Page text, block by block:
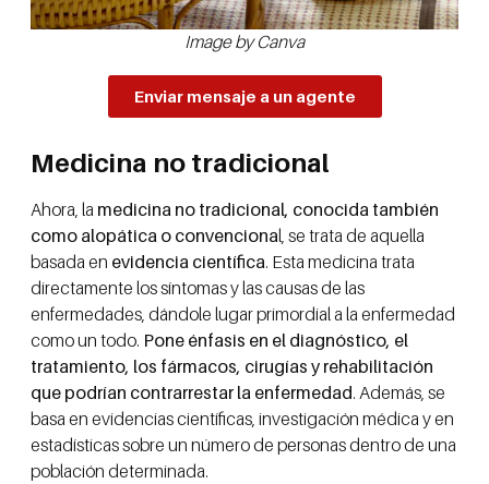
Image by Canva
Enviar mensaje a un agente
Medicina no tradicional
Ahora, la medicina no tradicional, conocida también
como alopática o convencional, se trata de aquella
basada en evidencia científica. Esta medicina trata
directamente los síntomas y las causas de las
enfermedades, dándole lugar primordial a la enfermedad
como un todo. Pone énfasis en el diagnóstico, el
tratamiento, los fármacos, cirugías y rehabilitación
que podrían contrarrestar la enfermedad. Además, se
basa en evidencias científicas, investigación médica y en
estadísticas sobre un número de personas dentro de una
población determinada.